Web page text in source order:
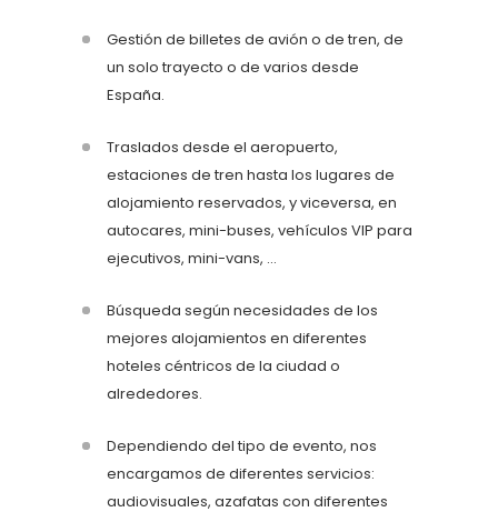
Gestión de billetes de avión o de tren, de
un solo trayecto o de varios desde
España.
Traslados desde el aeropuerto,
estaciones de tren hasta los lugares de
alojamiento reservados, y viceversa, en
autocares, mini-buses, vehículos VIP para
ejecutivos, mini-vans, …
Búsqueda según necesidades de los
mejores alojamientos en diferentes
hoteles céntricos de la ciudad o
alrededores.
Dependiendo del tipo de evento, nos
encargamos de diferentes servicios:
audiovisuales, azafatas con diferentes